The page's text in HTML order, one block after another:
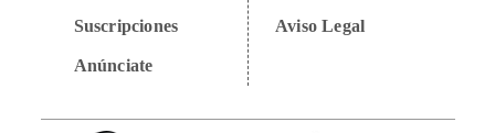
Suscripciones
Anúnciate
Aviso Legal